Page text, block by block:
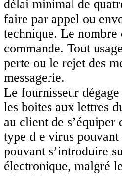
délai minimal de
faire par appel ou
technique. Le
commande. Tout
perte ou le rejet des
messagerie.
Le fournisseur
les boites aux lettres
au client de s’équiper
type d e virus
pouvant s’introduire
électronique, malgré